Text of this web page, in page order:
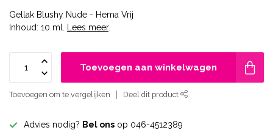
Gellak Blushy Nude - Hema Vrij
Inhoud: 10 ml.
Lees meer.
Toevoegen aan winkelwagen
Toevoegen om te vergelijken Deel dit product
Advies nodig? Bel ons op 046-4512389